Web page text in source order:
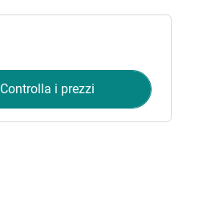
Controlla i prezzi